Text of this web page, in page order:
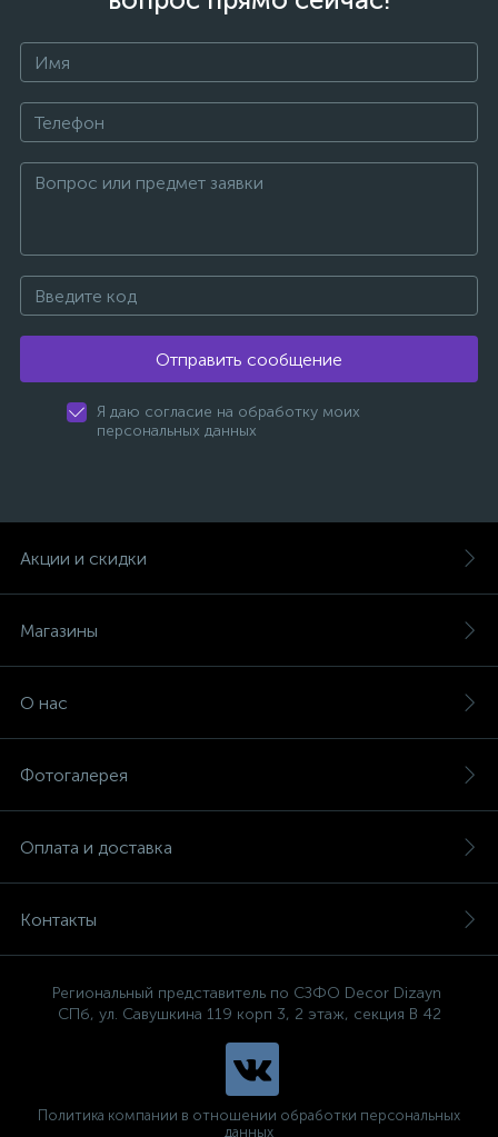
Отправить сообщение
Я даю согласие на обработку моих
персональных данных
Акции и скидки
Магазины
О нас
Фотогалерея
Оплата и доставка
Контакты
Региональный представитель по СЗФО Decor Dizayn
СПб, ул. Савушкина 119 корп 3, 2 этаж, секция В 42
Политика компании в отношении обработки персональных
данных